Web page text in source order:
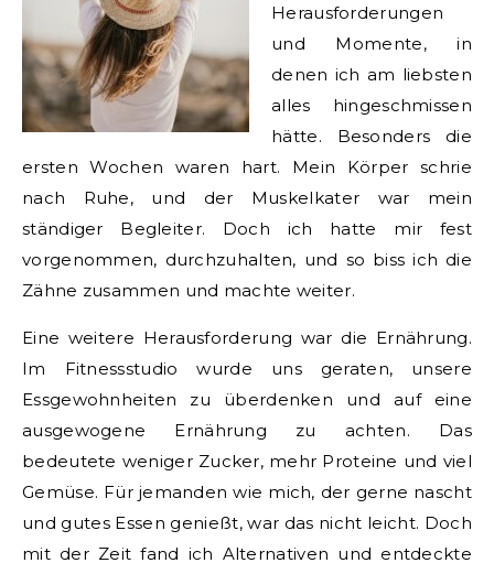
Herausforderungen
und Momente, in
denen ich am liebsten
alles hingeschmissen
hätte. Besonders die
ersten Wochen waren hart. Mein Körper schrie
nach Ruhe, und der Muskelkater war mein
ständiger Begleiter. Doch ich hatte mir fest
vorgenommen, durchzuhalten, und so biss ich die
Zähne zusammen und machte weiter.
Eine weitere Herausforderung war die Ernährung.
Im Fitnessstudio wurde uns geraten, unsere
Essgewohnheiten zu überdenken und auf eine
ausgewogene Ernährung zu achten. Das
bedeutete weniger Zucker, mehr Proteine und viel
Gemüse. Für jemanden wie mich, der gerne nascht
und gutes Essen genießt, war das nicht leicht. Doch
mit der Zeit fand ich Alternativen und entdeckte